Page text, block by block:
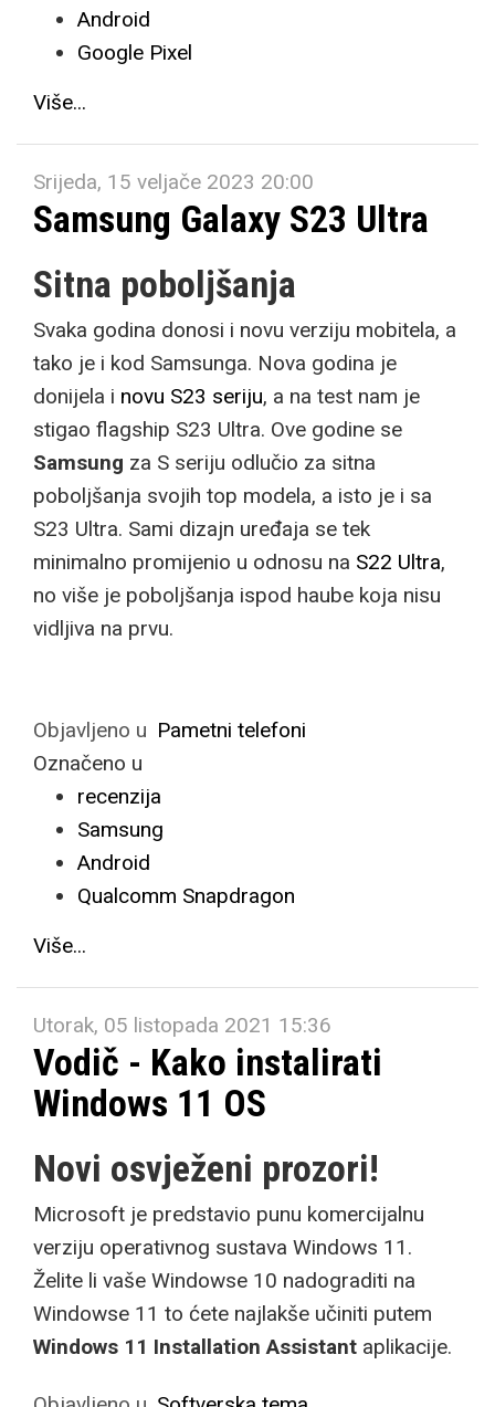
Android
Google Pixel
Više...
Srijeda, 15 veljače 2023 20:00
Samsung Galaxy S23 Ultra
Sitna poboljšanja
Svaka godina donosi i novu verziju mobitela, a
tako je i kod Samsunga. Nova godina je
donijela i novu S23 seriju, a na test nam je
stigao flagship S23 Ultra. Ove godine se
Samsung za S seriju odlučio za sitna
poboljšanja svojih top modela, a isto je i sa
S23 Ultra. Sami dizajn uređaja se tek
minimalno promijenio u odnosu na S22 Ultra,
no više je poboljšanja ispod haube koja nisu
vidljiva na prvu.
Objavljeno u Pametni telefoni
Označeno u
recenzija
Samsung
Android
Qualcomm Snapdragon
Više...
Utorak, 05 listopada 2021 15:36
Vodič - Kako instalirati
Windows 11 OS
Novi osvježeni prozori!
Microsoft je predstavio punu komercijalnu
verziju operativnog sustava Windows 11.
Želite li vaše Windowse 10 nadograditi na
Windowse 11 to ćete najlakše učiniti putem
Windows 11 Installation Assistant aplikacije.